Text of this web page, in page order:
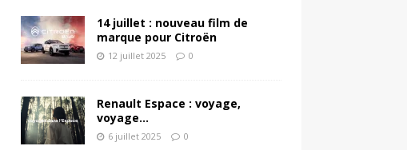
14 juillet : nouveau film de
marque pour Citroën
12 juillet 2025 0
Renault Espace : voyage,
voyage…
6 juillet 2025 0